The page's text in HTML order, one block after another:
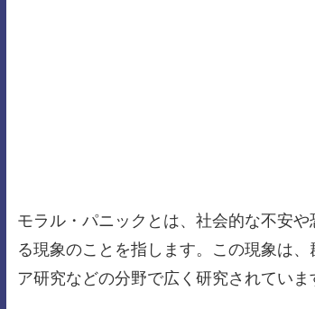
モラル・パニックとは、社会的な不安
る現象のことを指します。この現象は
ア研究などの分野で広く研究されていま